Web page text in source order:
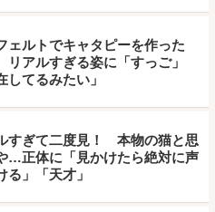
ェルトでキャタピーを作った
アルすぎる姿に「すっご」
してるみたい」
すぎて二度見！ 本物の猫と思
…正体に「見かけたら絶対に声
る」「天才」